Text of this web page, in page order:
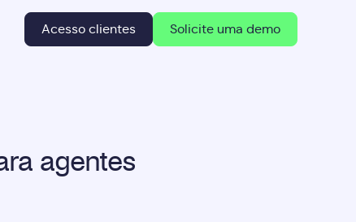
Acesso clientes Solicite uma demo
agentes